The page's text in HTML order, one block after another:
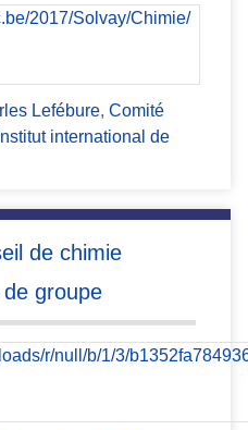
Lefébure, Comité
Institut international de
de chimie
groupe